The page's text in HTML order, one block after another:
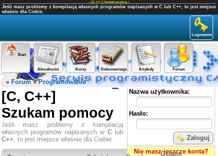
« [C, C++] Szukam pomocy»
Jeśli masz problemy z kompilacją własnych programów napisanych w C lub C++, to jest miejsce
właśnie dla Ciebie.
Logowanie
Start
Aktualności Kursy Dokumentacja Artykuły Forum
Panel użytkownika
Nazwa użytkownika:
Hasło:
Zaloguj
Nie masz jeszcze konta?
» Forum»Programowanie
[C, C++]
Szukam pomocy
Jeśli masz problemy z kompilacją
własnych programów napisanych w Club
C++, to jest miejsce właśnie dla Ciebie.
Ostatni